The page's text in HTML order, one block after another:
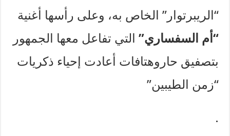
“الريبرتوار” الخاص به، وعلى رأسها أغنية
“أم السفساري” التي تفاعل معها الجمهور
بتصفيق حاروهتافات أعادت إحياء ذكريات
“زمن الطيبين”
.